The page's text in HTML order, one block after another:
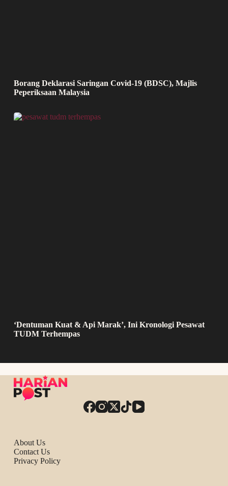
Borang Deklarasi Saringan Covid-19 (BDSC), Majlis
Peperiksaan Malaysia
‘Dentuman Kuat & Api Marak’, Ini Kronologi Pesawat
TUDM Terhempas
About Us
Contact Us
Privacy Policy